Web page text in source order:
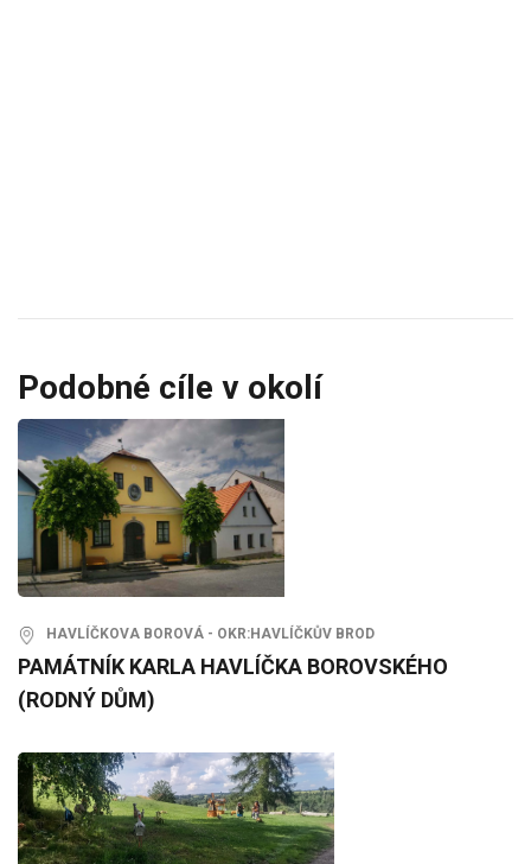
Podobné cíle v okolí
HAVLÍČKOVA BOROVÁ - OKR:HAVLÍČKŮV BROD
PAMÁTNÍK KARLA HAVLÍČKA BOROVSKÉHO
(RODNÝ DŮM)